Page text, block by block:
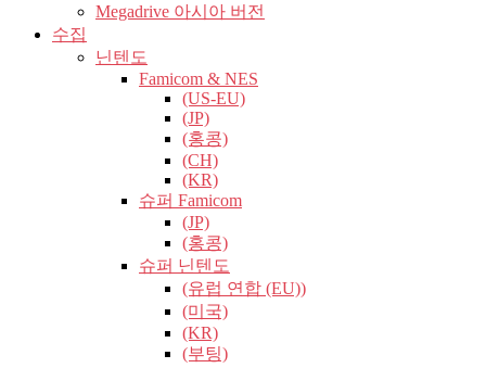
Megadrive 아시아 버전
수집
닌텐도
Famicom & NES
(US-EU)
(JP)
(홍콩)
(CH)
(KR)
슈퍼 Famicom
(JP)
(홍콩)
슈퍼 닌텐도
(유럽​​ 연합 (EU))
(미국)
(KR)
(부팅)